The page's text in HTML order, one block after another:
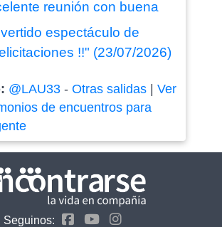
reunión con buena
espectáculo de
!!" (23/07/2026)
@LAU33- Otras salidas| Ver
de encuentros para
Seguinos: